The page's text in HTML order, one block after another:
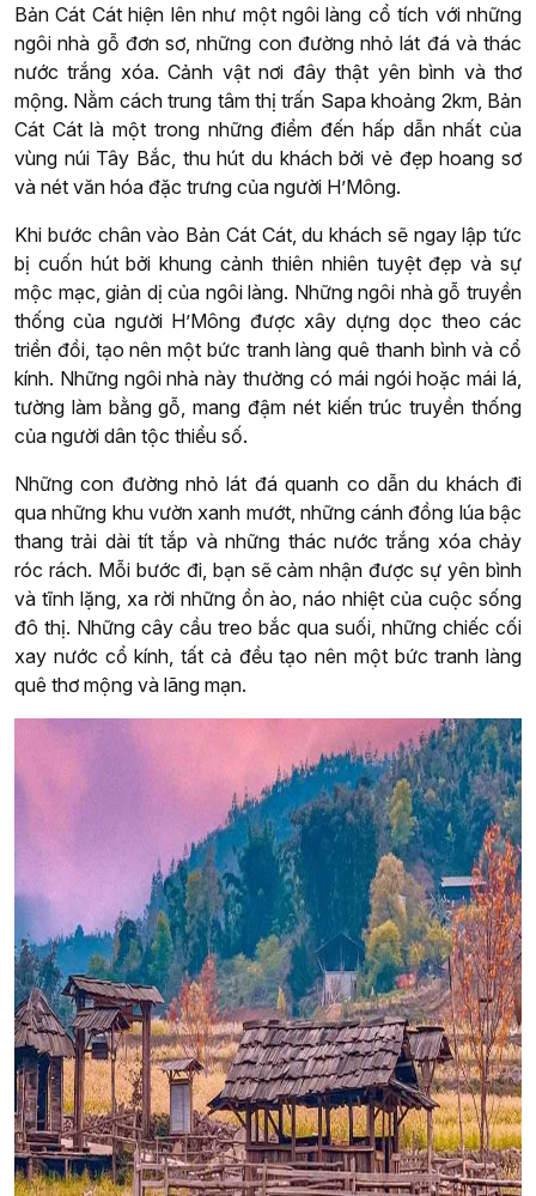
Bản Cát Cát hiện lên như một ngôi làng cổ tích với những
ngôi nhà gỗ đơn sơ, những con đường nhỏ lát đá và thác
nước trắng xóa. Cảnh vật nơi đây thật yên bình và thơ
mộng. Nằm cách trung tâm thị trấn Sapa khoảng 2km, Bản
Cát Cát là một trong những điểm đến hấp dẫn nhất của
vùng núi Tây Bắc, thu hút du khách bởi vẻ đẹp hoang sơ
và nét văn hóa đặc trưng của người H’Mông.
Khi bước chân vào Bản Cát Cát, du khách sẽ ngay lập tức
bị cuốn hút bởi khung cảnh thiên nhiên tuyệt đẹp và sự
mộc mạc, giản dị của ngôi làng. Những ngôi nhà gỗ truyền
thống của người H’Mông được xây dựng dọc theo các
triền đồi, tạo nên một bức tranh làng quê thanh bình và cổ
kính. Những ngôi nhà này thường có mái ngói hoặc mái lá,
tường làm bằng gỗ, mang đậm nét kiến trúc truyền thống
của người dân tộc thiểu số.
Những con đường nhỏ lát đá quanh co dẫn du khách đi
qua những khu vườn xanh mướt, những cánh đồng lúa bậc
thang trải dài tít tắp và những thác nước trắng xóa chảy
róc rách. Mỗi bước đi, bạn sẽ cảm nhận được sự yên bình
và tĩnh lặng, xa rời những ồn ào, náo nhiệt của cuộc sống
đô thị. Những cây cầu treo bắc qua suối, những chiếc cối
xay nước cổ kính, tất cả đều tạo nên một bức tranh làng
quê thơ mộng và lãng mạn.